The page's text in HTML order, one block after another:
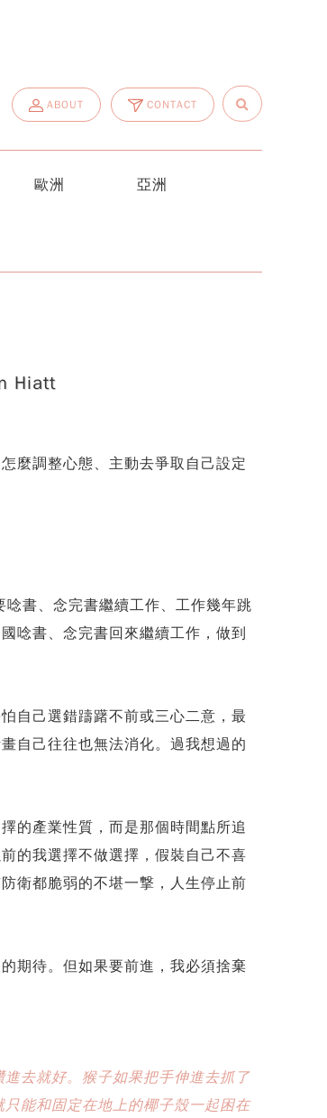
ABOUT CONTACT
歐洲 亞洲
Hiatt
麼調整心態、主動去爭取自己設定
書、念完書繼續工作、工作幾年跳
唸書、念完書回來繼續工作，做到
自己選錯躊躇不前或三心二意，最
自己往往也無法消化。過我想過的
的產業性質，而是那個時間點所追
的我選擇不做選擇，假裝自己不喜
衛都脆弱的不堪一撃，人生停止前
期待。但如果要前進，我必須捨棄
去就好。猴子如果把手伸進去抓了
能和固定在地上的椰子殼一起困在